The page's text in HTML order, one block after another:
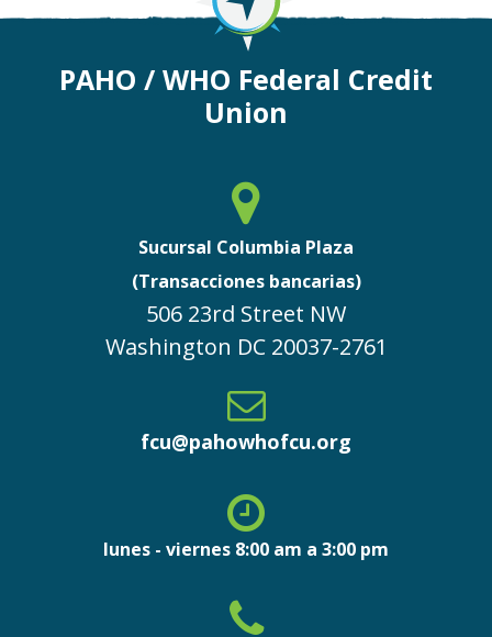
PAHO / WHO Federal Credit
Union
Sucursal Columbia Plaza
(Transacciones bancarias)
506 23rd Street NW
Washington DC 20037-2761
fcu@pahowhofcu.org
lunes - viernes 8:00 am a 3:00 pm